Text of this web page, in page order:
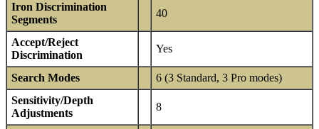
Iron Discrimination
Segments
40
Accept/Reject
Discrimination
Yes
Search Modes
6 (3 Standard, 3 Pro modes)
Sensitivity/Depth
Adjustments
8